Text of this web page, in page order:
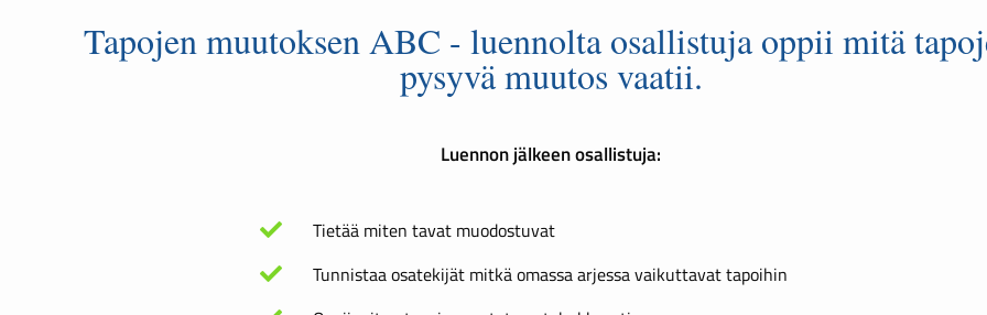
Tapojen muutoksen ABC - luennolta osallistuja oppii mitä
pysyvä muutos vaatii.
Luennon jälkeen osallistuja:
Tietää miten tavat muodostuvat
Tunnistaa osatekijät mitkä omassa arjessa vaikuttavat tapoihin